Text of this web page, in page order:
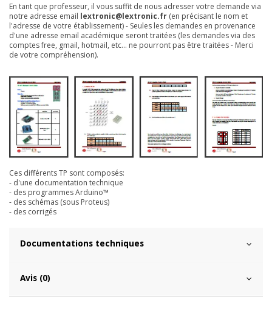
En tant que professeur, il vous suffit de nous adresser votre demande via
notre adresse email lextronic@lextronic.fr (en précisant le nom et
l'adresse de votre établissement) - Seules les demandes en provenance
d'une adresse email académique seront traitées (les demandes via des
comptes free, gmail, hotmail, etc... ne pourront pas être traitées - Merci
de votre compréhension).
Ces différents TP sont composés:
- d'une documentation technique
- des programmes Arduino™
- des schémas (sous Proteus)
- des corrigés
Documentations techniques
Avis (0)